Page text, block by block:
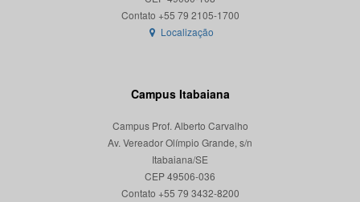
Localização
Campus Itabaiana
Campus Prof. Alberto Carvalho
Av. Vereador Olímpio Grande, s/n
Itabaiana/SE
CEP 49506-036